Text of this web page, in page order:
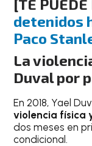
[TE
detenidos
Paco
La
Duval por
En 2018, Yael
violencia física
dos meses en
condicional.